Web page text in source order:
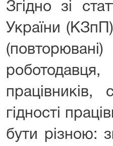
Згідно зі
України (КЗпП)
(повторювані)
гідності
бути різною: